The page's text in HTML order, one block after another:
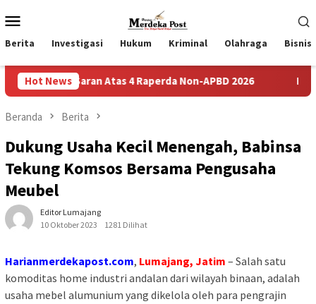
ke
kontenMobile
Berita Investigasi Hukum Kriminal Olahraga Bisnis
Hot News
Saran Atas 4 Raperda Non-APBD 2026 Pemdes Bulusari
Beranda Berita
Dukung Usaha Kecil Menengah, Babinsa
Tekung Komsos Bersama Pengusaha
Meubel
Editor Lumajang
10 Oktober 2023
1281 Dilihat
Harianmerdekapost.com, Lumajang, Jatim – Salah satu
komoditas home industri andalan dari wilayah binaan, adalah
usaha mebel alumunium yang dikelola oleh para pengrajin